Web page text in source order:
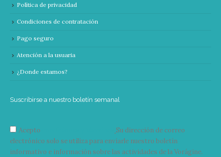
Política de privacidad
Condiciones de contratación
Pago seguro
Atención a la usuaria
¿Donde estamos?
Suscribirse a nuestro boletín semanal
Acepto
Su dirección de correo
electrónico solo se utiliza para enviarle nuestro boletín
informativo e información sobre las actividades de la Vorágine.